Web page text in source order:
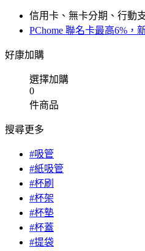
信用卡、無卡分期、行動
PChome 聯名卡最高6%，
好康加購
選擇加購
0
件商品
搜尋更多
#吸管
#紙吸管
#杯刷
#杯架
#杯墊
#杯蓋
#提袋